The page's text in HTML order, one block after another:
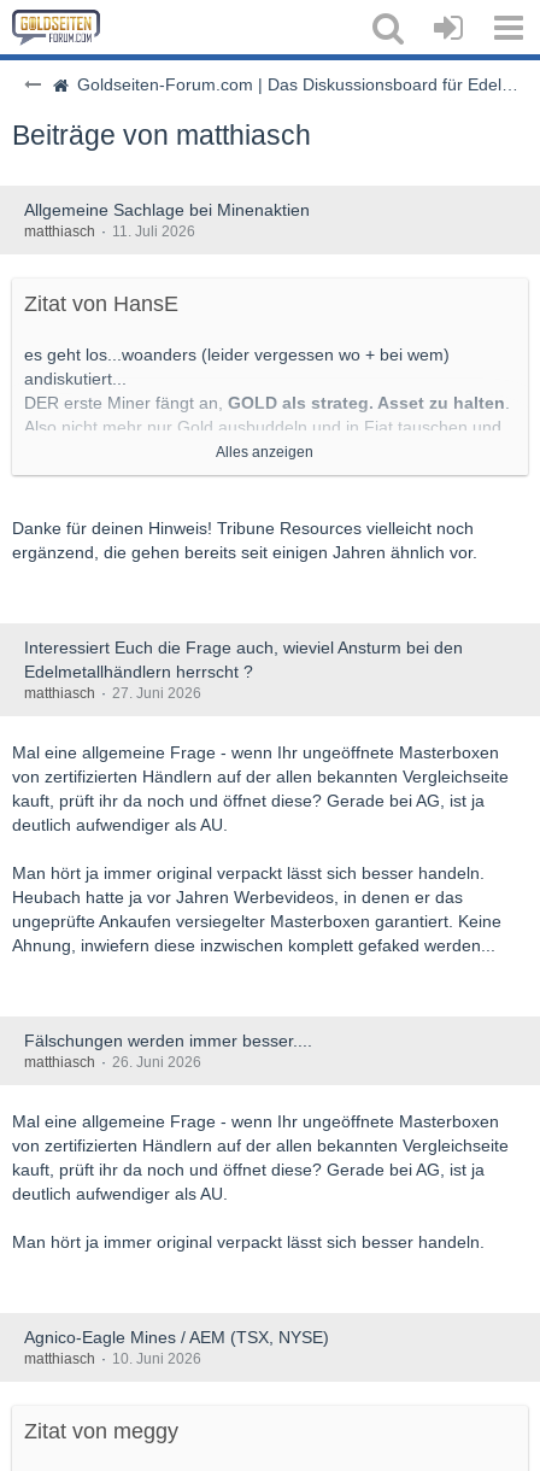
Goldseiten-Forum.com | Das Diskussionsboard für Edelmetalle & Rohstoffe
Beiträge von matthiasch
Allgemeine Sachlage bei Minenaktien
matthiasch 11. Juli 2026
Zitat von HansE
es geht los...woanders (leider vergessen wo + bei wem)
andiskutiert...
DER erste Miner fängt an, GOLD als strateg. Asset zu halten
Also nicht mehr nur Gold ausbuddeln und in Fiat tauschen und
das dann auf der Bank mittels Infla vergammeln zu lassen.
Warum also nicht Gewinne/überschüssige Liqui in Gold halten?
auch (und sei es nur geringfügig) das Angebot an neuem Gold
auf dem Markt.
Die Richtlinie spiegelt eine bewusste Entscheidung zur
Kapitalallokation wider. Vor dem Hintergrund
Vermögenswerte betrachten der Vorstand und die
Geschäftsführung eine maßvolle Allokation von
Unternehmensvermögen inphysisches Gold als einen
umsichtigen Ansatz für die Kapitalverwaltung.
Für Mineros ist Gold nicht bloß ein Finanzinstrument; es ist das
Produkt der Geschäftstätigkeitdes Unternehmens und der
Vermögenswert, in dem es über das tiefste Fachwissen verfügt.
Die Rückhaltung eines Teils der Produktion in Form von
Die Richtlinie legt die folgenden wesentlichen Parameter fest:
Verwahrung und Aufsicht: Physisches Goldwird bei
renommierten institutionellen Verwahrern gehalten und als
des Unternehmens unter der Aufsicht des Anlageausschusses
Anschaffungskosten und Nettoveräußerungswert
bilanziert. An Gold gebundene Derivate, die nicht als
im Periodenergebnis bewertet.
Alles anzeigen
Danke für deinen Hinweis! Tribune Resources vielleicht noch
ergänzend, die gehen bereits seit einigen Jahren ähnlich vor.
Interessiert Euch die Frage auch, wieviel Ansturm bei den
Edelmetallhändlern herrscht ?
matthiasch 27. Juni 2026
Mal eine allgemeine Frage - wenn Ihr ungeöffnete Masterboxen
von zertifizierten Händlern auf der allen bekannten Vergleichseite
kauft, prüft ihr da noch und öffnet diese? Gerade bei AG, ist ja
deutlich aufwendiger als AU.
Man hört ja immer original verpackt lässt sich besser handeln.
Heubach hatte ja vor Jahren Werbevideos, in denen er das
ungeprüfte Ankaufen versiegelter Masterboxen garantiert. Keine
Ahnung, inwiefern diese inzwischen komplett gefaked werden...
Fälschungen werden immer besser....
matthiasch 26. Juni 2026
Mal eine allgemeine Frage - wenn Ihr ungeöffnete Masterboxen
von zertifizierten Händlern auf der allen bekannten Vergleichseite
kauft, prüft ihr da noch und öffnet diese? Gerade bei AG, ist ja
deutlich aufwendiger als AU.
Man hört ja immer original verpackt lässt sich besser handeln.
Agnico-Eagle Mines / AEM (TSX, NYSE)
matthiasch 10. Juni 2026
Zitat von meggy